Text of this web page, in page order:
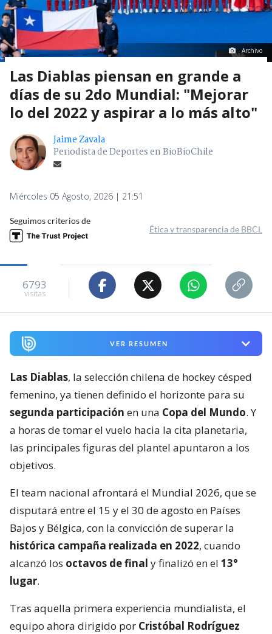
Archivo
Las Diablas piensan en grande a
días de su 2do Mundial: "Mejorar
lo del 2022 y aspirar a lo más alto"
Jaime Zavala
Periodista de Deportes en BioBioChile
Miércoles 05 Agosto, 2026 | 21:51
Seguimos criterios de
Ética y transparencia de BBCL
6793
visitas
VER RESUMEN
Las Diablas, la selección chilena de hockey césped
femenino, ya tienen definido el horizonte para su
segunda participación en una Copa del Mundo. Y
a horas de tomar el vuelo hacia la cita planetaria,
las principales figuras del plantel apuntaron a los
objetivos.
El team nacional afrontará el Mundial 2026, que se
disputará entre el 15 y el 30 de agosto en Países
Bajos y Bélgica, con la convicción de superar la
histórica campaña realizada en 2022, cuando
alcanzó los octavos de final y finalizó en el 13°
lugar.
Tras aquella primera experiencia mundialista, el
equipo ahora dirigido por Cristóbal Rodríguez